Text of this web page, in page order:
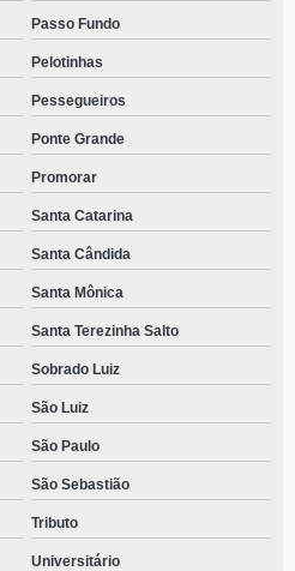
Passo Fundo
Pelotinhas
Pessegueiros
Ponte Grande
Promorar
Santa Catarina
Santa Cândida
Santa Mônica
Santa Terezinha Salto
Sobrado Luiz
São Luiz
São Paulo
São Sebastião
Tributo
Universitário